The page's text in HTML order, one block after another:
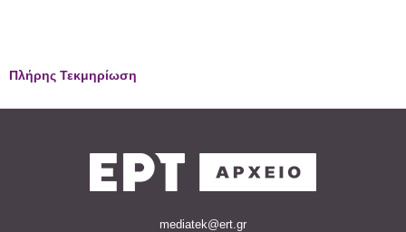
Πλήρης Τεκμηρίωση
mediatek@ert.gr